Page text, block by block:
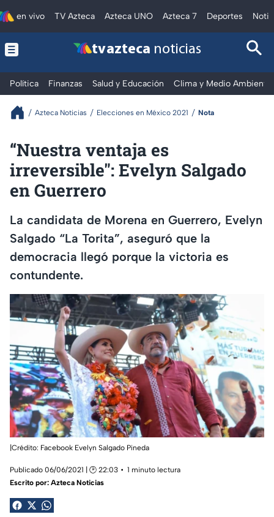
en vivo TV Azteca Azteca UNO Azteca 7 Deportes
tv azteca noticias
Política Finanzas Salud y Educación Clima y Medio Ambiente
Azteca Noticias Elecciones en México 2021 Nota
“Nuestra ventaja es
irreversible": Evelyn Salgado
en Guerrero
La candidata de Morena en Guerrero, Evelyn
Salgado “La Torita”, aseguró que la
democracia llegó porque la victoria es
contundente.
|Crédito: Facebook Evelyn Salgado Pineda
Publicado 06/06/2021 | 🕑 22:03
1 minuto lectura
Escrito por: Azteca Noticias